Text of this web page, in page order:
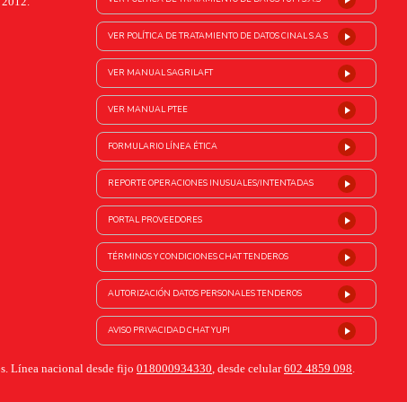
VER POLÍTICA DE TRATAMIENTO DE DATOS CINAL S.A.S
VER MANUAL SAGRILAFT
VER MANUAL PTEE
FORMULARIO LÍNEA ÉTICA
REPORTE OPERACIONES INUSUALES/INTENTADAS
PORTAL PROVEEDORES
TÉRMINOS Y CONDICIONES CHAT TENDEROS
AUTORIZACIÓN DATOS PERSONALES TENDEROS
AVISO PRIVACIDAD CHAT YUPI
Línea nacional desde fijo 018000934330, desde celular602 4859 098.